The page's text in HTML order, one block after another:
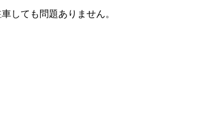
しても問題ありません。